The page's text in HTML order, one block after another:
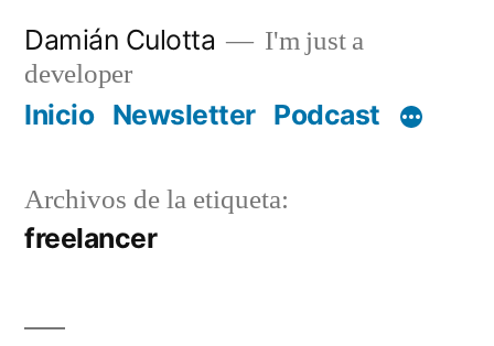
contenido
Damián Culotta
I'm just a
developer
Inicio Newsletter Podcast
Archivos de la etiqueta:
freelancer